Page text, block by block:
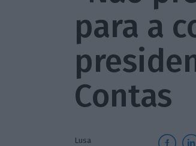
para a
Contas
Lusa